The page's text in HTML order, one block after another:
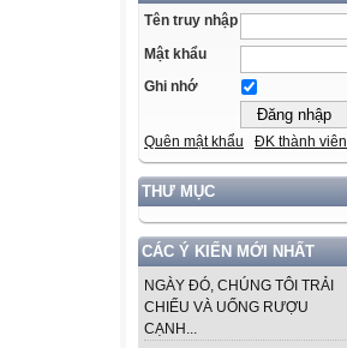
Tên truy nhập
Mật khẩu
Ghi nhớ
Quên mật khẩu ĐK thành viên
THƯ MỤC
CÁC Ý KIẾN MỚI NHẤT
NGÀY ĐÓ, CHÚNG TÔI TRẢI
CHIẾU VÀ UỐNG RƯỢU
CẠNH...